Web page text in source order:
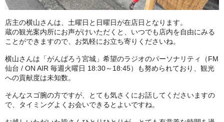
店主の横山さんは、土曜日と日曜日が在店日となります。
蔵の観光案内所にお声がけいただくと、いつでも店内を自由にみる
ことができますので、お気軽にお立ち寄りくださいね。
横山さんは「がんばろう宮城」希望のラジオのパーソナリティ（FM
仙台 / ON AIR 毎週火曜日 18:30～18:45）も努められており、観光
への貢献度は未知数。
そんなスゴ腕の方ですが、とても気さくにお話してくださいますの
で、タイミングよくお会いできるとよいですね。